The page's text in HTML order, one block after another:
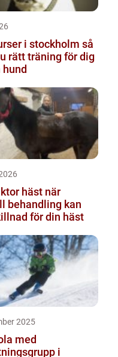
i stockholm så
rätt träning för dig
häst när
behandling kan
för din häst
2025
med
i